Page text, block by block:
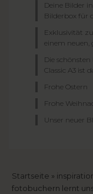
Deine Bilder
Bilderbox für
Exklusivität
einem neuen,
Die
Classic A3 ist
Frohe Ostern
Frohe
Unser neuer
Startseite
fotobuchern lernt